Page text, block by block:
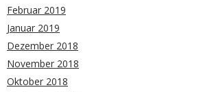
Februar 2019
Januar 2019
Dezember 2018
November 2018
Oktober 2018